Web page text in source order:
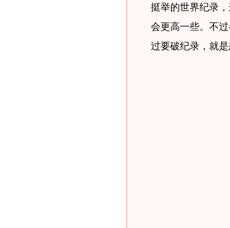
挺举的世界纪录
会更高一些。不
过要破纪录，就是